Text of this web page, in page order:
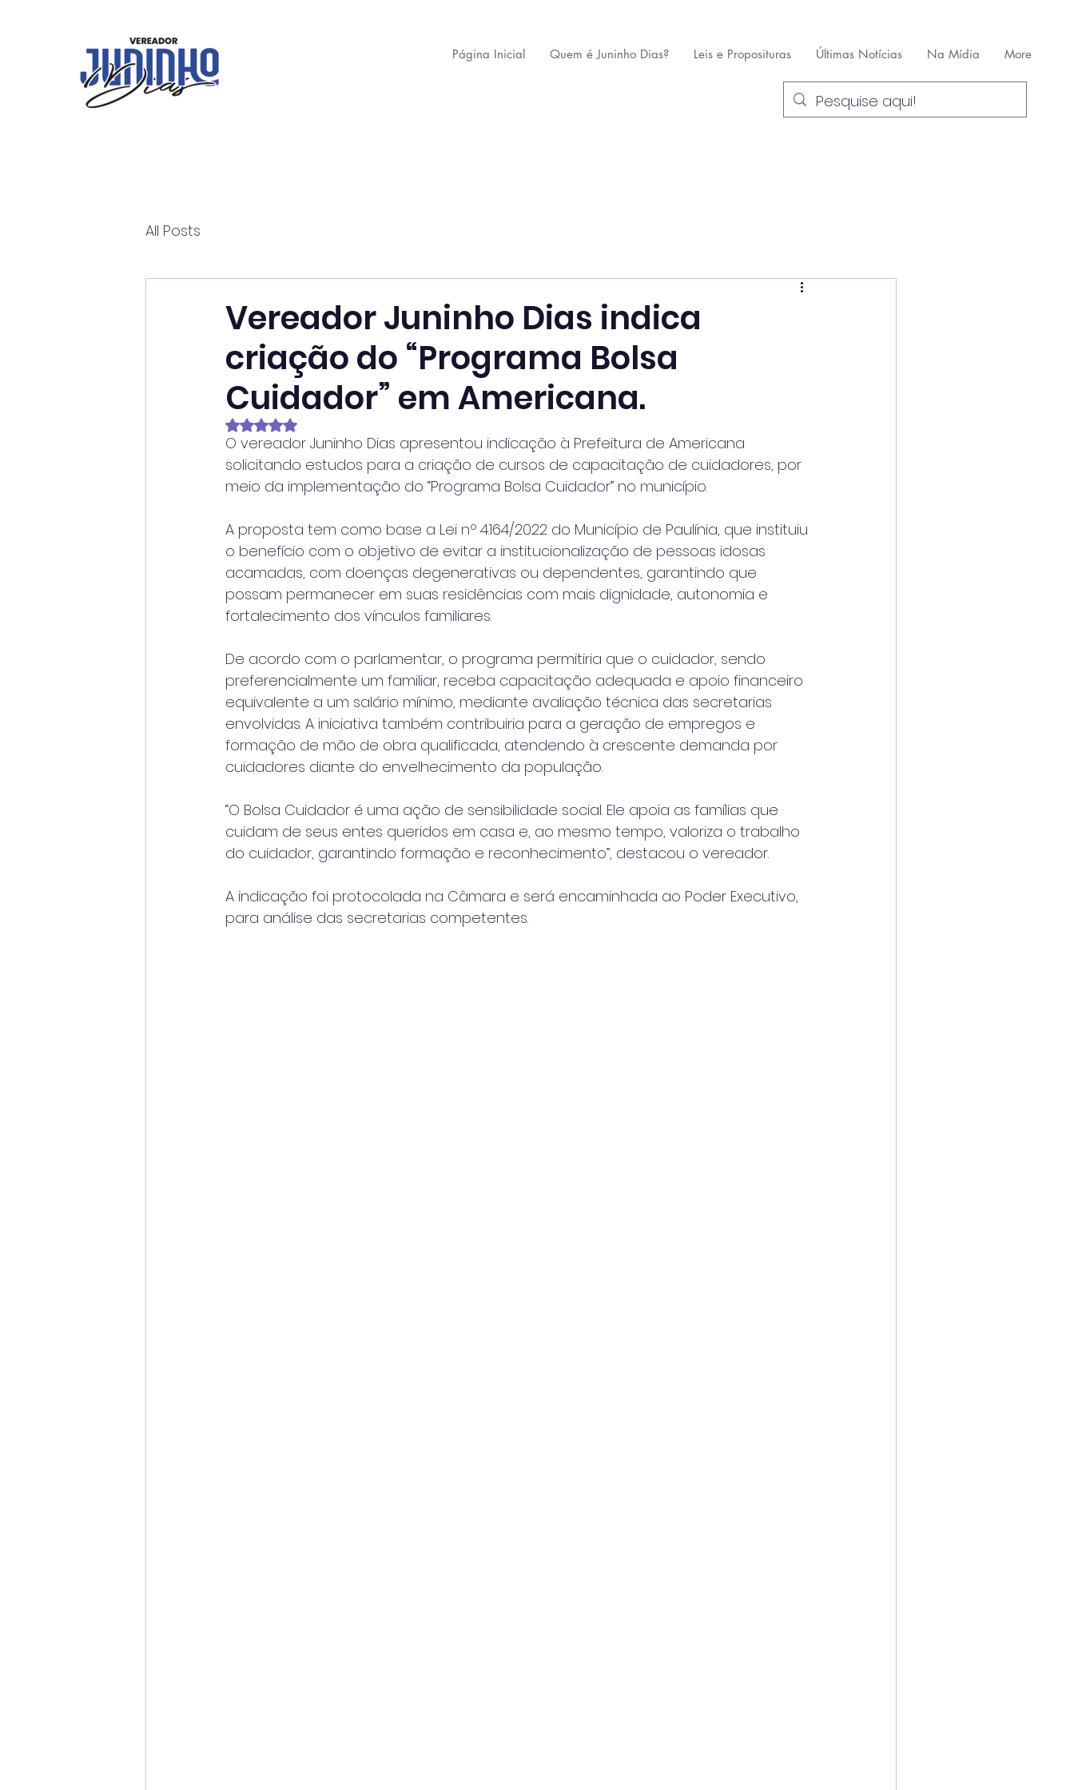
Página Inicial Quem é Juninho Dias? Leis e Proposituras Últimas Notícias Na Mídia More
All Posts
Vereador Juninho Dias indica
criação do “Programa Bolsa
Cuidador” em Americana.
Avaliado com NaN de 5 estrelas.
O vereador Juninho Dias apresentou indicação à Prefeitura de Americana
solicitando estudos para a criação de cursos de capacitação de cuidadores, por
meio da implementação do “Programa Bolsa Cuidador” no município.
A proposta tem como base a Lei nº 4.164/2022 do Município de Paulínia, que instituiu
o benefício com o objetivo de evitar a institucionalização de pessoas idosas
acamadas, com doenças degenerativas ou dependentes, garantindo que
possam permanecer em suas residências com mais dignidade, autonomia e
fortalecimento dos vínculos familiares.
De acordo com o parlamentar, o programa permitiria que o cuidador, sendo
preferencialmente um familiar, receba capacitação adequada e apoio financeiro
equivalente a um salário mínimo, mediante avaliação técnica das secretarias
envolvidas. A iniciativa também contribuiria para a geração de empregos e
formação de mão de obra qualificada, atendendo à crescente demanda por
cuidadores diante do envelhecimento da população.
“O Bolsa Cuidador é uma ação de sensibilidade social. Ele apoia as famílias que
cuidam de seus entes queridos em casa e, ao mesmo tempo, valoriza o trabalho
do cuidador, garantindo formação e reconhecimento”, destacou o vereador.
A indicação foi protocolada na Câmara e será encaminhada ao Poder Executivo,
para análise das secretarias competentes.